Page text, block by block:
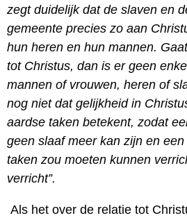
zegt duidelijk dat de slaven en
gemeente precies zo aan
hun heren en hun mannen.
tot Christus, dan is er geen
mannen of vrouwen, heren of
nog niet dat gelijkheid in
aardse taken betekent, zodat
geen slaaf meer kan zijn en een
taken zou moeten kunnen
verricht”.
Als het over de relatie tot